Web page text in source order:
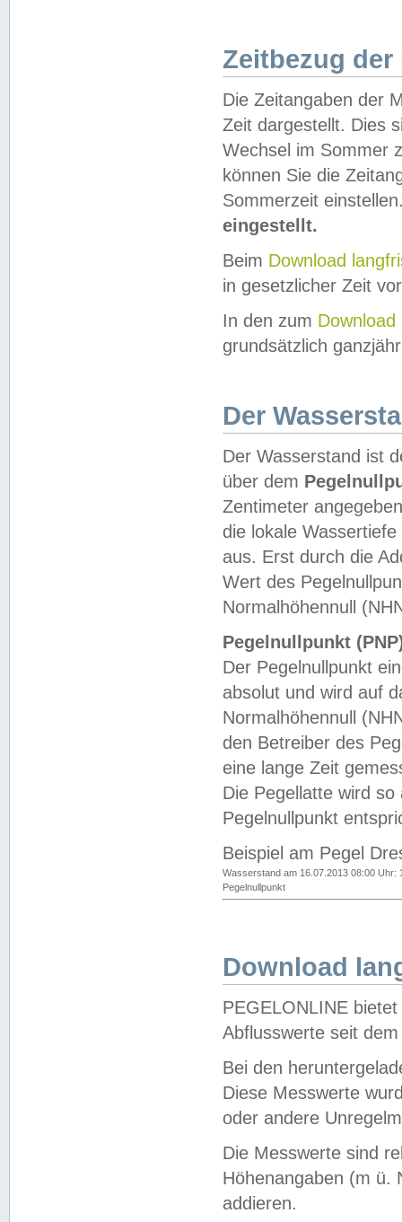
Zeitbezug der
Die Zeitangaben der
Zeit dargestellt. Dies
Wechsel im Sommer
können Sie die
Sommerzeit
eingestellt.
Beim Download
in gesetzlicher Zeit
In den zum Download
grundsätzlich
Der
Der Wasserstand ist
über dem
Zentimeter
die lokale
aus. Erst durch die
Wert des
Normalhöhennull
Pegelnullpunkt
Der Pegelnullpunkt
absolut und wird auf
Normalhöhennull
den Betreiber des
eine lange Zeit
Die Pegellatte wird
Pegelnullpunkt
Beispiel am Pegel
Wasserstand am 16.07.2013 08:00 Uhr:
Pegelnullpunkt
Download
PEGELONLINE
Abflusswerte seit
Bei den
Diese Messwerte
oder andere
Die Messwerte sind
Höhenangaben (m ü.
addieren.